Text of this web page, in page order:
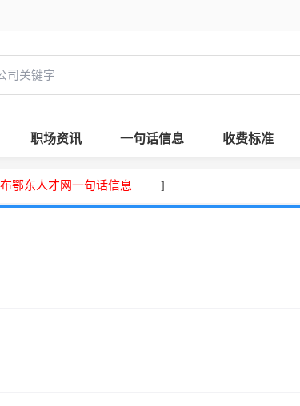
职场资讯 一句话信息 收费标准
鄂东人才网一句话信息 ]